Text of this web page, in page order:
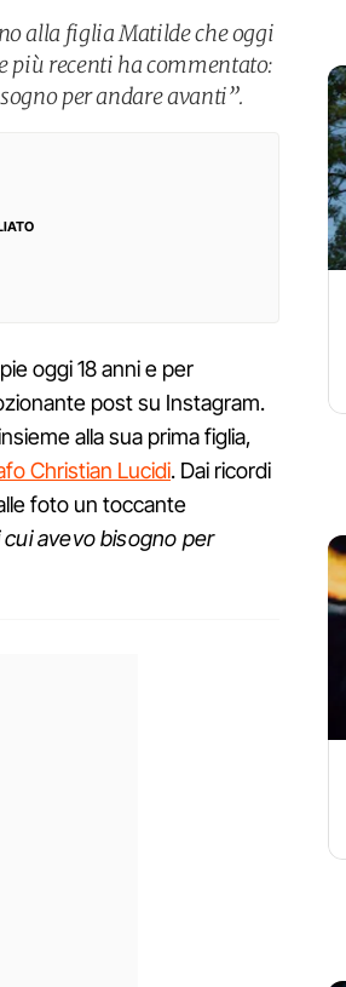
alla figlia Matilde che oggi
più recenti ha commentato:
per andare avanti”.
oggi 18 anni e per
post su Instagram.
alla sua prima figlia,
Christian Lucidi. Dai ricordi
foto un toccante
avevo bisogno per